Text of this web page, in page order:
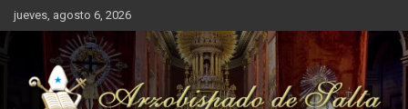
Saltar
al
contenido
jueves, agosto 6, 2026